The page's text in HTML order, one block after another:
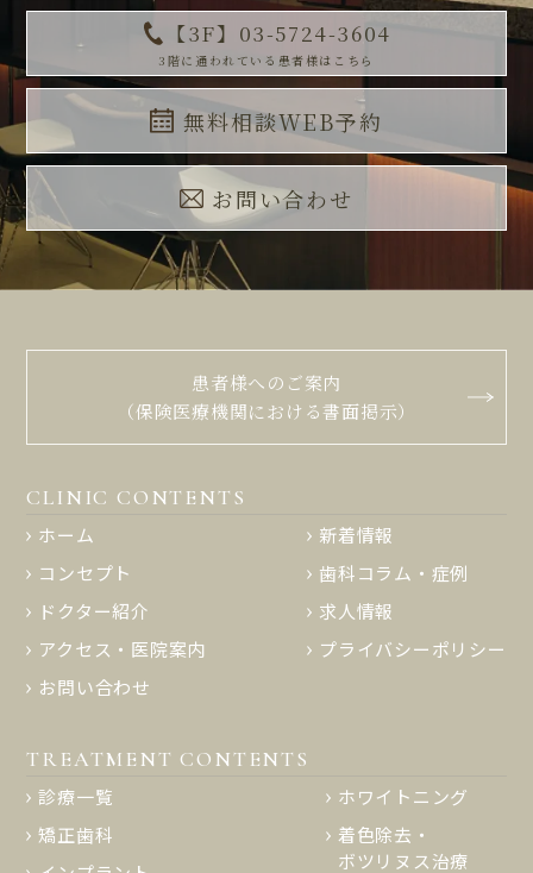
【3F】03-5724-3604
3階に通われている患者様はこちら
無料相談WEB予約
お問い合わせ
患者様へのご案内
（保険医療機関における書面掲示）
CLINIC CONTENTS
ホーム
コンセプト
ドクター紹介
アクセス・医院案内
お問い合わせ
新着情報
歯科コラム・症例
求人情報
プライバシーポリシー
TREATMENT CONTENTS
診療一覧
矯正歯科
ホワイトニング
着色除去・
ボツリヌス治療